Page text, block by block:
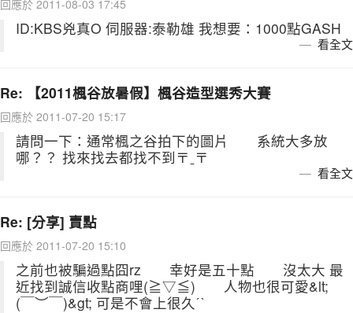
回應於 2011-08-03 17:45
ID:KBS兇真O 伺服器:泰勒雄 我想要：1000點GASH
看全文
Re: 【2011楓谷放暑假】楓谷造型選秀大賽
回應於 2011-07-20 15:17
請問一下：通常楓之谷拍下的圖片 系統大多放
哪？？ 找來找去都找不到〒ˍ〒
看全文
Re: [分享] 賣點
回應於 2011-07-20 15:10
之前也被騙過點囧rz 幸好是五十點 沒太大 最
近找到誠信收點商哩(≧▽≦) 人物也很可愛&lt;
(￣︶￣)&gt; 可是不會上很久ˊˋ